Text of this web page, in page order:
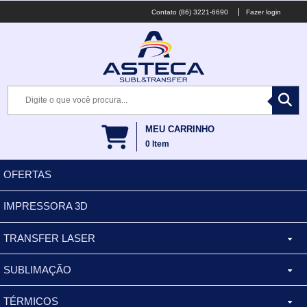
(86) 3221-6690 Fazer login
MEU CARRINHO
0 Item
OFERTAS
IMPRESSORA 3D
TRANSFER LASER
CANECA ALUMINIO
BALDES
SUBLIMAÇÃO
XÍCARA
TÉRMICOS